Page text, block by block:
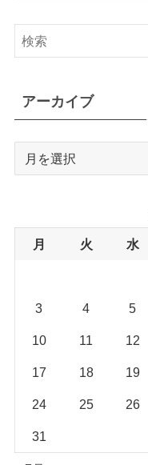
アーカイブ
ブ
月 火 水
3 4 5
10 11 12
17 18 19
24 25 26
31